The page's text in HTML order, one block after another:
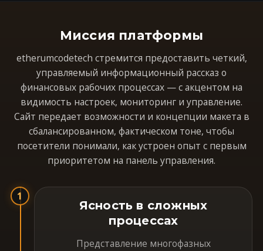
Миссия платформы
etherumcodetech стремится предоставить четкий,
управляемый информационный рассказ о
финансовых рабочих процессах — с акцентом на
видимость настроек, мониторинг и управление.
Сайт передает возможности и концепции макета в
сбалансированном, фактическом тоне, чтобы
посетители понимали, как устроен опыт с первым
приоритетом на панель управления.
1
Ясность в сложных
процессах
Представление многофазных